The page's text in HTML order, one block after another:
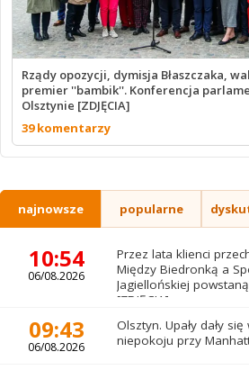
Rządy opozycji, dymisja Błaszczaka,
premier ''bambik''. Konferencja
Olsztynie [ZDJĘCIA]
39 komentarzy
najnowsze popularne
10:54
06/08.2026
Przez lata klienci
Między Biedronką a
Jagiellońskiej
[ZDJĘCIA]
09:43
06/08.2026
Olsztyn. Upały dały
niepokoju przy